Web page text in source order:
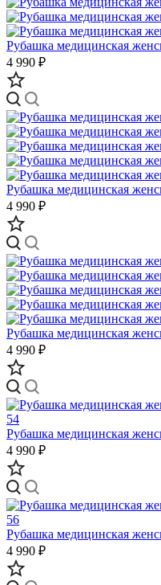
Рубашка медицинская
4 990 ₽
Рубашка медицинская
4 990 ₽
Рубашка медицинская
4 990 ₽
Рубашка медицинская
4 990 ₽
Рубашка медицинская
4 990 ₽